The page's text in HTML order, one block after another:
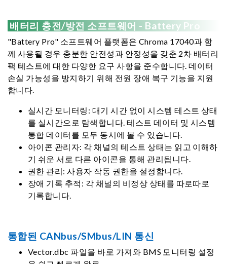
배터리 충전/방전 소프트웨어 - Battery Pro
"Battery Pro" 소프트웨어 플랫폼은 Chroma 17040과 함
께 사용될 경우 충분한 안전성과 안정성을 갖춘 2차 배터리
팩 테스트에 대한 다양한 요구 사항을 준수합니다. 데이터
손실 가능성을 방지하기 위해 전원 장애 복구 기능을 지원
합니다.
실시간 모니터링: 대기 시간 없이 시스템 테스트 상태
를 실시간으로 탐색합니다. 테스트 데이터 및 시스템
통합 데이터를 모두 동시에 볼 수 있습니다.
아이콘 관리자: 각 채널의 테스트 상태는 읽고 이해하
기 쉬운 서로 다른 아이콘을 통해 관리됩니다.
권한 관리: 사용자 작동 권한을 설정합니다.
장애 기록 추적: 각 채널의 비정상 상태를 따로따로
기록합니다.
통합된 CANbus/SMbus/LIN 통신
Vector.dbc 파일을 바로 가져와 BMS 모니터링 설정